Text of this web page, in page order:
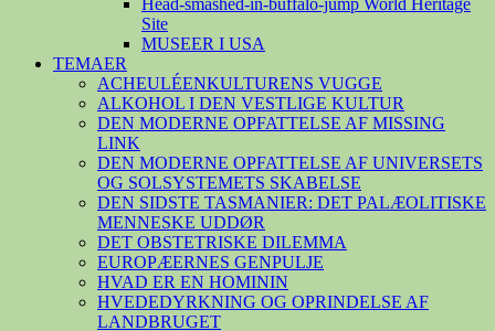
Site
MUSEER I USA
TEMAER
ACHEULÉENKULTURENS VUGGE
ALKOHOL I DEN VESTLIGE KULTUR
DEN MODERNE OPFATTELSE AF MISSING
LINK
DEN MODERNE OPFATTELSE AF UNIVERSETS
OG SOLSYSTEMETS SKABELSE
DEN SIDSTE TASMANIER: DET PALÆOLITISKE
MENNESKE UDDØR
DET OBSTETRISKE DILEMMA
EUROPÆERNES GENPULJE
HVAD ER EN HOMININ
HVEDEDYRKNING OG OPRINDELSE AF
LANDBRUGET